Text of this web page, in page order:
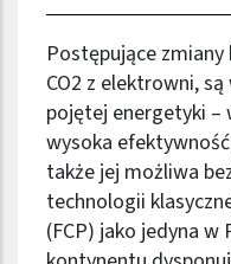
Postępujące
CO2 z elektrowni,
pojętej energetyki –
wysoka
także jej możliwa
technologii
(FCP) jako jedyna w